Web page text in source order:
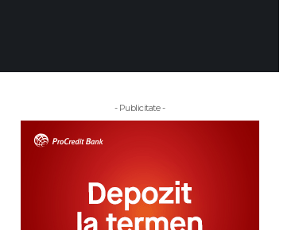
- Publicitate -